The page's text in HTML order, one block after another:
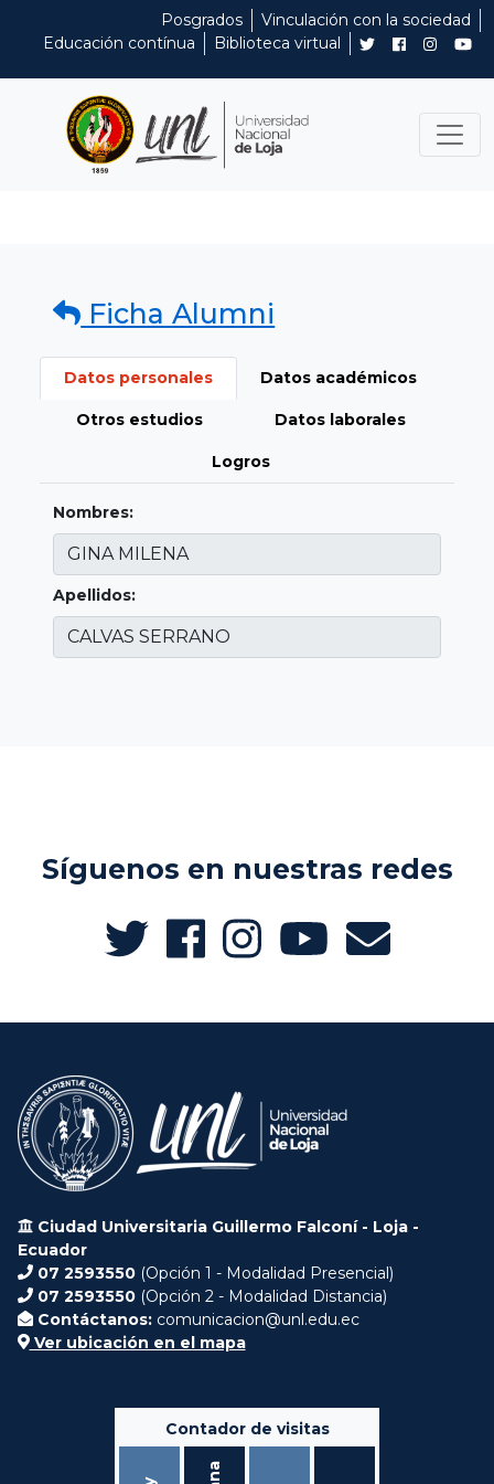
Posgrados
Vinculación con la sociedad
Educación contínua
Biblioteca virtual
Ficha Alumni
Datos personales Datos académicos
Otros estudios Datos laborales
Logros
Nombres:
Apellidos:
Síguenos en nuestras redes
Ciudad Universitaria Guillermo Falconí - Loja -
Ecuador
07 2593550 (Opción 1 - Modalidad Presencial)
07 2593550 (Opción 2 - Modalidad Distancia)
Contáctanos: comunicacion@unl.edu.ec
Ver ubicación en el mapa
Contador de visitas